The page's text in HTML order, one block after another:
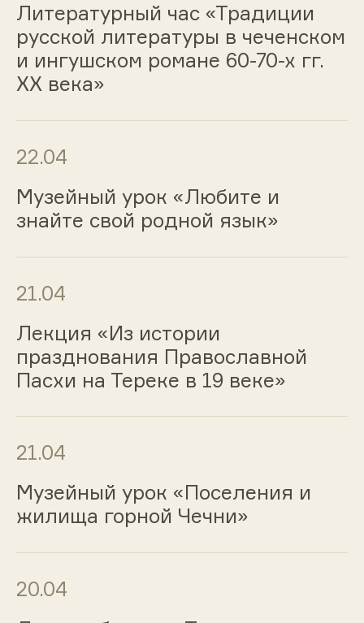
Литературный час «Традиции
русской литературы в чеченском
и ингушском романе 60-70-х гг.
ХХ века»
22.04
Музейный урок «Любите и
знайте свой родной язык»
21.04
Лекция «Из истории
празднования Православной
Пасхи на Тереке в 19 веке»
21.04
Музейный урок «Поселения и
жилища горной Чечни»
20.04